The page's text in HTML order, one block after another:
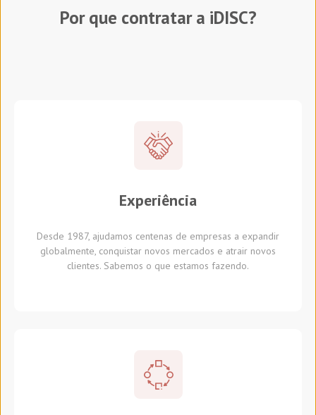
Por que contratar a iDISC?
Experiência
Desde 1987, ajudamos centenas de empresas a expandir
globalmente, conquistar novos mercados e atrair novos
clientes. Sabemos o que estamos fazendo.